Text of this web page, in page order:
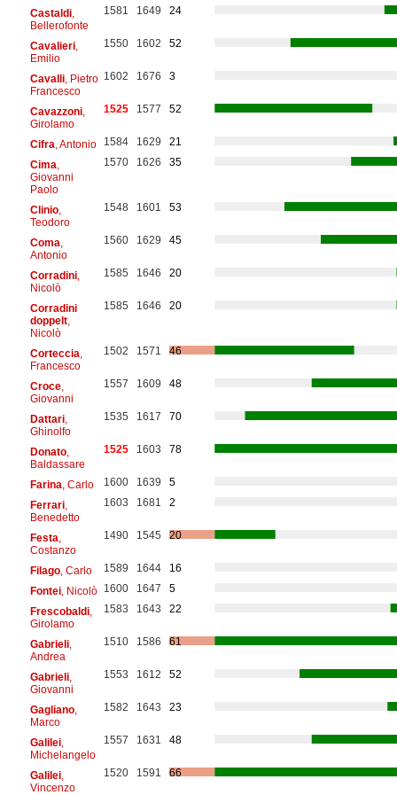
Castaldi,
Bellerofonte
1581 1649 24
Cavalieri,
Emilio
1550 1602 52
Cavalli, Pietro
Francesco
1602 1676 3
Cavazzoni,
Girolamo
1525 1577 52
Cifra , Antonio 1584 1629
21
Cima
Giovanni
Paolo
1570 1626 35
Clinio,
Teodoro
1548 1601 53
Coma
Antonio
1560 1629 45
Corradini,
Nicolò
1585 1646 20
Corradini
doppelt,
Nicolò
1585 1646 20
Corteccia
Francesco
1502 1571 46
Croce,
Giovanni
1557 1609 48
Dattari,
Ghinolfo
1535 1617 70
Donato,
Baldassare
1525 1603 78
Farina , Carlo 1600 1639
5
Ferrari,
Benedetto
1603 1681 2
Festa
Costanzo
1490 1545 20
Filago, Carlo 1589 1644
16
Fontei, Nicolò 1600 1647
5
Frescobaldi,
Girolamo
1583 1643 22
Gabrieli,
Andrea
1510 1586 61
Gabrieli,
Giovanni
1553 1612 52
Gagliano,
Marco
1582 1643 23
Galilei,
Michelangelo
1557 1631 48
Galilei,
Vincenzo
1520 1591 66